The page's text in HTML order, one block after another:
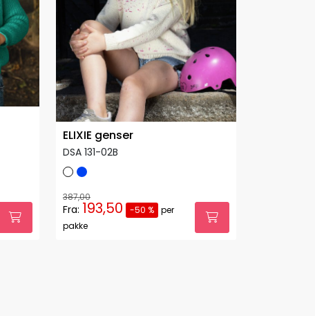
ELIXIE genser
DSA 131-02B
387,00
Fra: 193,50 -50 % per
pakke